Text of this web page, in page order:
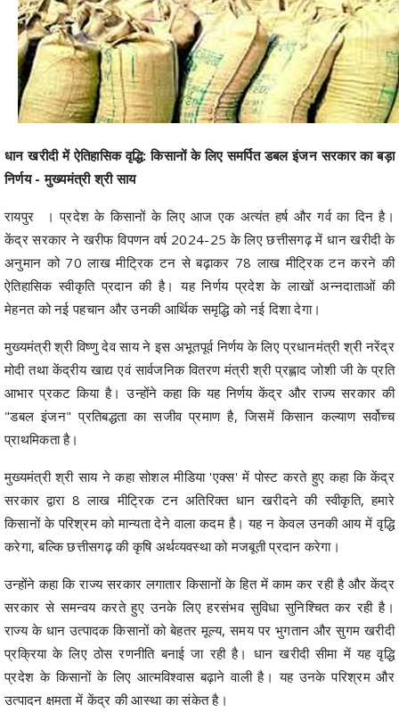
धान खरीदी में ऐतिहासिक वृद्धि: किसानों के लिए समर्पित डबल इंजन सरकार का बड़ा
निर्णय - मुख्यमंत्री श्री साय
रायपुर । प्रदेश के किसानों के लिए आज एक अत्यंत हर्ष और गर्व का दिन है।
केंद्र सरकार ने खरीफ विपणन वर्ष 2024-25 के लिए छत्तीसगढ़ में धान खरीदी के
अनुमान को 70 लाख मीट्रिक टन से बढ़ाकर 78 लाख मीट्रिक टन करने की
ऐतिहासिक स्वीकृति प्रदान की है। यह निर्णय प्रदेश के लाखों अन्नदाताओं की
मेहनत को नई पहचान और उनकी आर्थिक समृद्धि को नई दिशा देगा।
मुख्यमंत्री श्री विष्णु देव साय ने इस अभूतपूर्व निर्णय के लिए प्रधानमंत्री श्री नरेंद्र
मोदी तथा केंद्रीय खाद्य एवं सार्वजनिक वितरण मंत्री श्री प्रह्लाद जोशी जी के प्रति
आभार प्रकट किया है। उन्होंने कहा कि यह निर्णय केंद्र और राज्य सरकार की
"डबल इंजन" प्रतिबद्धता का सजीव प्रमाण है, जिसमें किसान कल्याण सर्वोच्च
प्राथमिकता है।
मुख्यमंत्री श्री साय ने कहा सोशल मीडिया 'एक्स' में पोस्ट करते हुए कहा कि केंद्र
सरकार द्वारा 8 लाख मीट्रिक टन अतिरिक्त धान खरीदने की स्वीकृति, हमारे
किसानों के परिश्रम को मान्यता देने वाला कदम है। यह न केवल उनकी आय में वृद्धि
करेगा, बल्कि छत्तीसगढ़ की कृषि अर्थव्यवस्था को मजबूती प्रदान करेगा।
उन्होंने कहा कि राज्य सरकार लगातार किसानों के हित में काम कर रही है और केंद्र
सरकार से समन्वय करते हुए उनके लिए हरसंभव सुविधा सुनिश्चित कर रही है।
राज्य के धान उत्पादक किसानों को बेहतर मूल्य, समय पर भुगतान और सुगम खरीदी
प्रक्रिया के लिए ठोस रणनीति बनाई जा रही है। धान खरीदी सीमा में यह वृद्धि
प्रदेश के किसानों के लिए आत्मविश्वास बढ़ाने वाली है। यह उनके परिश्रम और
उत्पादन क्षमता में केंद्र की आस्था का संकेत है।